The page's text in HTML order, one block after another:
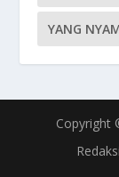
YANG
Copyright
Redaksi